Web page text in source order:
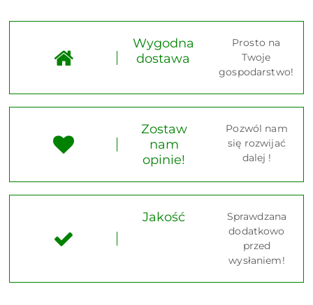
Wygodna
dostawa
Prosto na
Twoje
gospodarstwo!
Zostaw
nam
opinie!
Pozwól nam
się rozwijać
dalej !
Jakość
Sprawdzana
dodatkowo
przed
wysłaniem!